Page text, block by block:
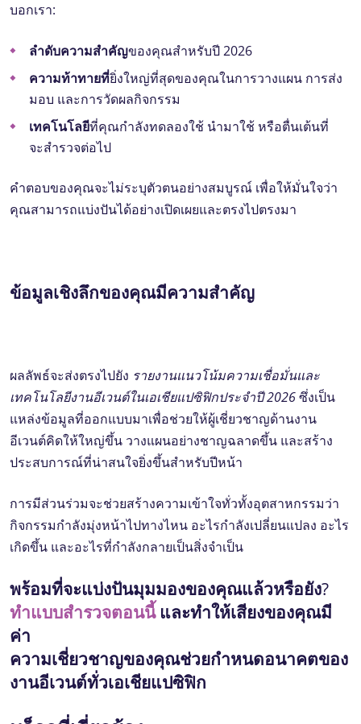
บอกเรา:
ลําดับความสําคัญของคุณสําหรับปี 2026
ความท้าทายที่ยิ่งใหญ่ที่สุดของคุณในการวางแผน การส่ง
มอบ และการวัดผลกิจกรรม
เทคโนโลยีที่คุณกําลังทดลองใช้ นํามาใช้ หรือตื่นเต้นที่
จะสํารวจต่อไป
คําตอบของคุณจะไม่ระบุตัวตนอย่างสมบูรณ์ เพื่อให้มั่นใจว่า
คุณสามารถแบ่งปันได้อย่างเปิดเผยและตรงไปตรงมา
ข้อมูลเชิงลึกของคุณมีความสําคัญ
ผลลัพธ์จะส่งตรงไปยัง รายงานแนวโน้มความเชื่อมั่นและ
เทคโนโลยีงานอีเวนต์ในเอเชียแปซิฟิกประจําปี 2026ซึ่งเป็น
แหล่งข้อมูลที่ออกแบบมาเพื่อช่วยให้ผู้เชี่ยวชาญด้านงาน
อีเวนต์คิดให้ใหญ่ขึ้น วางแผนอย่างชาญฉลาดขึ้น และสร้าง
ประสบการณ์ที่น่าสนใจยิ่งขึ้นสําหรับปีหน้า
การมีส่วนร่วมจะช่วยสร้างความเข้าใจทั่วทั้งอุตสาหกรรมว่า
กิจกรรมกําลังมุ่งหน้าไปทางไหน อะไรกําลังเปลี่ยนแปลง อะไร
เกิดขึ้น และอะไรที่กําลังกลายเป็นสิ่งจําเป็น
พร้อมที่จะแบ่งปันมุมมองของคุณแล้วหรือยัง?
ทําแบบสํารวจตอนนี้และทําให้เสียงของคุณมี
ค่า
ความเชี่ยวชาญของคุณช่วยกําหนดอนาคตของ
งานอีเวนต์ทั่วเอเชียแปซิฟิก